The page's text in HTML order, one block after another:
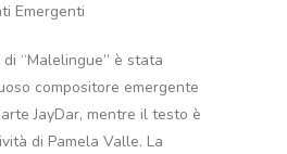
Emergenti
“Malelingue” è stata
compositore emergente
JayDar, mentre il testo è
di Pamela Valle. La